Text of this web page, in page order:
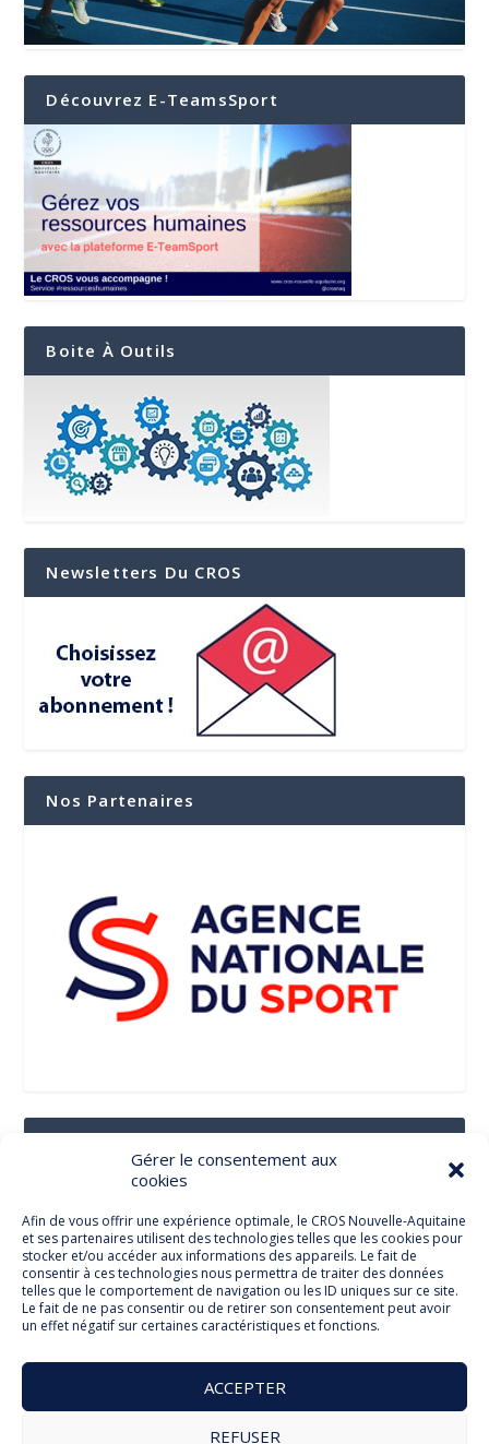
Gérer le consentement aux
cookies
Afin de vous offrir une expérience optimale, le CROS Nouvelle-Aquitaine
et ses partenaires utilisent des technologies telles que les cookies pour
stocker et/ou accéder aux informations des appareils. Le fait de
consentir à ces technologies nous permettra de traiter des données
telles que le comportement de navigation ou les ID uniques sur ce site.
Le fait de ne pas consentir ou de retirer son consentement peut avoir
un effet négatif sur certaines caractéristiques et fonctions.
ACCEPTER
REFUSER
Découvrez E-TeamsSport
Boite À Outils
Newsletters Du CROS
Nos Partenaires
Facebook